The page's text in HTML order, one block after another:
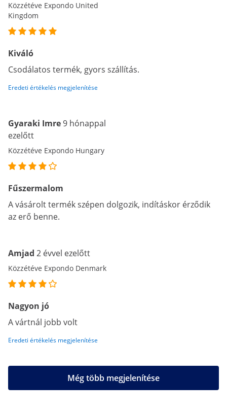
Közzétéve Expondo United
Kingdom
Kiváló
Csodálatos termék, gyors szállítás.
Eredeti értékelés megjelenítése
Gyaraki Imre9 hónappal
ezelőtt
Közzétéve Expondo Hungary
Fűszermalom
A vásárolt termék szépen dolgozik, indításkor érződik
az erő benne.
Amjad 2 évvel ezelőtt
Közzétéve Expondo Denmark
Nagyon jó
A vártnál jobb volt
Eredeti értékelés megjelenítése
Még több megjelenítése